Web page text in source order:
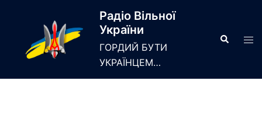
Радіо Вільної
України
ГОРДИЙ БУТИ
УКРАЇНЦЕМ…
Search